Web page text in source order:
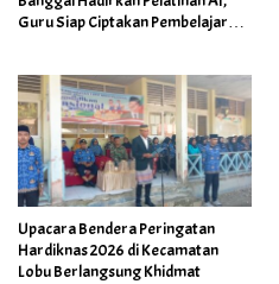
Guru Siap Ciptakan Pembelajaran
Upacara Bendera Peringatan
Hardiknas 2026 di Kecamatan
Lobu Berlangsung Khidmat